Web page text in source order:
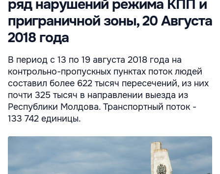
ряд нарушений режима КПП и
приграничной зоны, 20 Августа
2018 года
В период с 13 по 19 августа 2018 года на
контрольно-пропускных пунктах поток людей
составил более 622 тысяч пересечений, из них
почти 325 тысяч в направлении выезда из
Республики Молдова. Транспортный поток -
133 742 единицы.